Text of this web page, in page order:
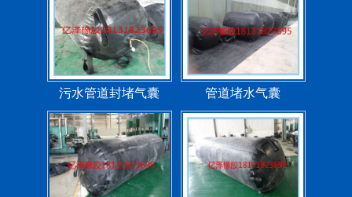
管道封堵气囊的注意事
项
管道封堵气囊